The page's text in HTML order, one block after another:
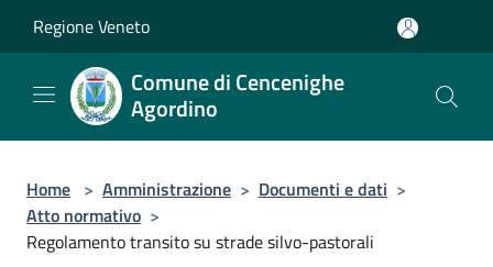
Regione Veneto
Comune di Cencenighe
Agordino
Home > Amministrazione > Documenti e dati >
Atto normativo >
Regolamento transito su strade silvo-pastorali